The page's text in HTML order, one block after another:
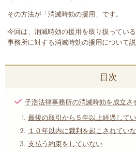
その方法が「消滅時効の援用」です。
今回は、 消滅時効の援用を取り扱っている
事務所に対する消滅時効の援用について説
目次
子浩法律事務所の消滅時効を成立さ
最後の取引から５年以上経過して
１０年以内に裁判を起こされてい
支払う約束をしていない